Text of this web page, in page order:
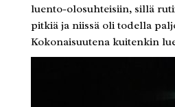
luento-olosuhteisiin, sillä
pitkiä ja niissä oli todella
Kokonaisuutena kuitenkin